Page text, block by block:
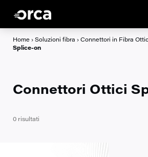
Home › Soluzioni fibra › Connettori in Fibra
Splice-on
Connettori Ottici
0 risultati